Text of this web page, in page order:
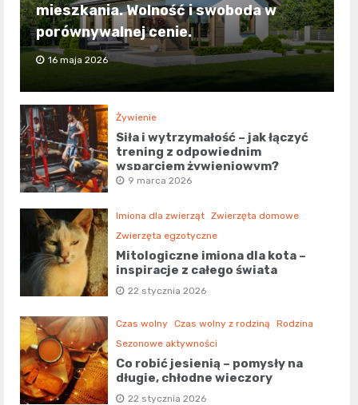
mieszkania. Wolność i swoboda w
porównywalnej cenie.
16 maja 2026
Żywienie
Siła i wytrzymałość – jak łączyć
trening z odpowiednim
wsparciem żywieniowym?
9 marca 2026
Imiona dla zwierząt Zwierzęta domowe
Zwierzęta egzotyczne
Mitologiczne imiona dla kota –
inspiracje z całego świata
22 stycznia 2026
Czas wolny Czas wolny z rodziną
Rodzina
Sezonowe aktywności
Co robić jesienią – pomysły na
długie, chłodne wieczory
22 stycznia 2026